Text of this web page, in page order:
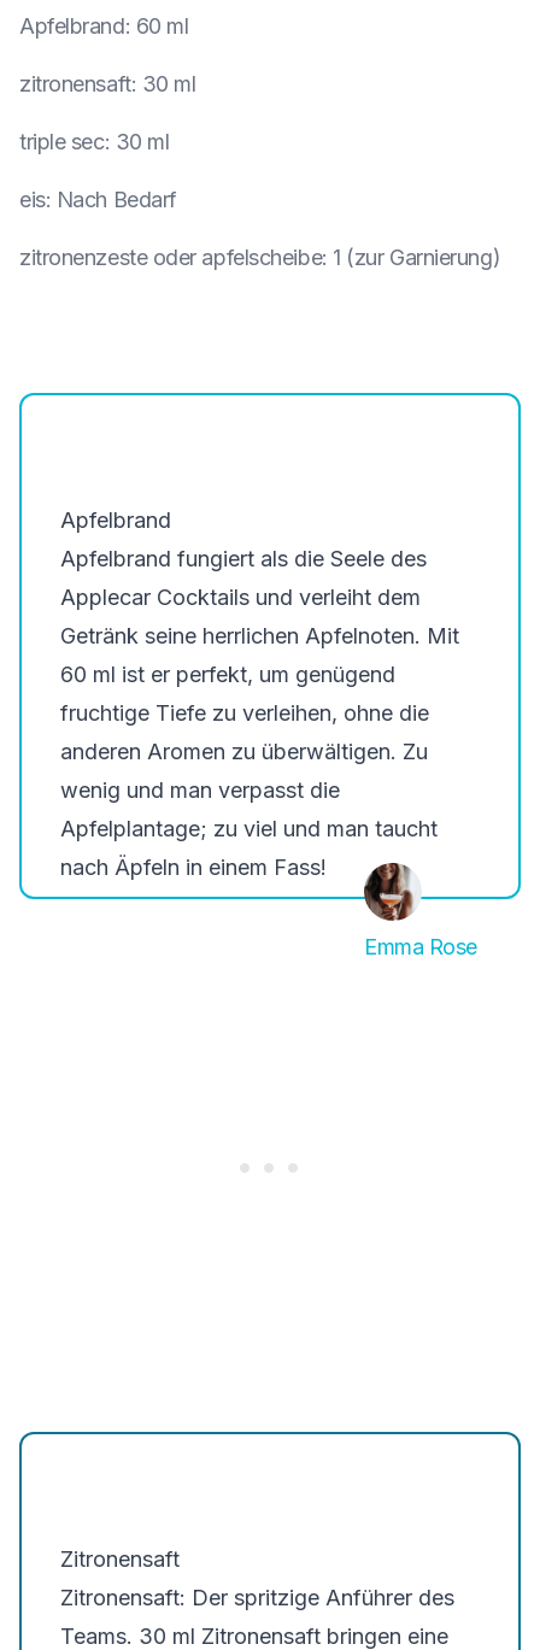
Apfelbrand: 60 ml
zitronensaft: 30 ml
triple sec: 30 ml
eis: Nach Bedarf
zitronenzeste oder apfelscheibe: 1 (zur Garnierung)
Apfelbrand
Apfelbrand fungiert als die Seele des
Applecar Cocktails und verleiht dem
Getränk seine herrlichen Apfelnoten. Mit
60 ml ist er perfekt, um genügend
fruchtige Tiefe zu verleihen, ohne die
anderen Aromen zu überwältigen. Zu
wenig und man verpasst die
Apfelplantage; zu viel und man taucht
nach Äpfeln in einem Fass!
Emma Rose
Zitronensaft
Zitronensaft: Der spritzige Anführer des
Teams. 30 ml Zitronensaft bringen eine